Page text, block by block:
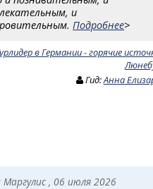
и
Подробнее>
в Германии - горячие
Гид:Анна
Маргулис , 06 июля 2026